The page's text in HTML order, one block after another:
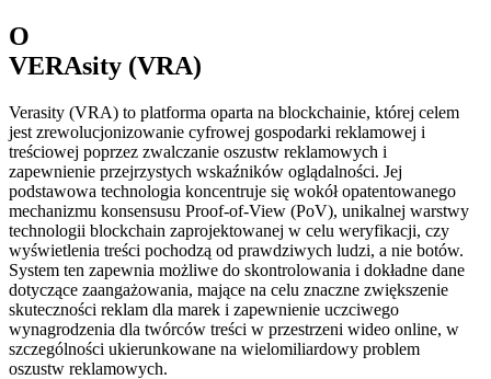
O
VERAsity (VRA)
Verasity (VRA) to platforma oparta na blockchainie, której celem
jest zrewolucjonizowanie cyfrowej gospodarki reklamowej i
treściowej poprzez zwalczanie oszustw reklamowych i
zapewnienie przejrzystych wskaźników oglądalności. Jej
podstawowa technologia koncentruje się wokół opatentowanego
mechanizmu konsensusu Proof-of-View (PoV), unikalnej warstwy
technologii blockchain zaprojektowanej w celu weryfikacji, czy
wyświetlenia treści pochodzą od prawdziwych ludzi, a nie botów.
System ten zapewnia możliwe do skontrolowania i dokładne dane
dotyczące zaangażowania, mające na celu znaczne zwiększenie
skuteczności reklam dla marek i zapewnienie uczciwego
wynagrodzenia dla twórców treści w przestrzeni wideo online, w
szczególności ukierunkowane na wielomiliardowy problem
oszustw reklamowych.